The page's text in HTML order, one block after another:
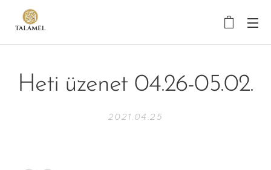
Heti üzenet 04.26-05.02.
2021.04.25